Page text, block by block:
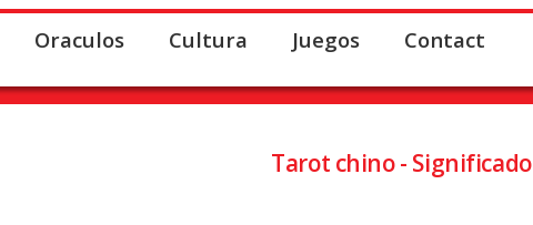
Oraculos Cultura Juegos Contact
Tarot chino
Tarot chino - Significado